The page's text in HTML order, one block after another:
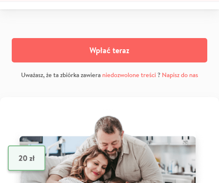
Wpłać teraz
Uważasz, że ta zbiórka zawiera niedozwolone treści? Napisz do nas